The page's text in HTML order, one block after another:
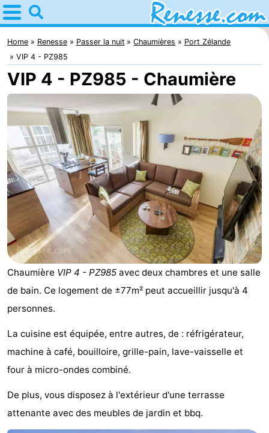
Home
Renesse
Astuces
Avec
enfants
la
nuit
Appartements
-
Port
Greve
-
Zeeuwse
Kust
Campings
Chambre
d'hôtes
Chaumières
-
Buitenheem
-
De
Oase
-
Duinoord
-
Ginsterveld
-
Home Renesse Passer la nuit Chaumières
Port Zélande
VIP 4 - PZ985
VIP 4 - PZ985 - Chaumière
Chaumière VIP 4 - PZ985 avec deux chambres et une salle
de bain. Ce logement de ±77m² peut accueillir jusqu'à 4
personnes.
La cuisine est équipée, entre autres, de : réfrigérateur,
machine à café, bouilloire, grille-pain, lave-vaisselle et
four à micro-ondes combiné.
De plus, vous disposez à l'extérieur d'une terrasse
attenante avec des meubles de jardin et bbq.